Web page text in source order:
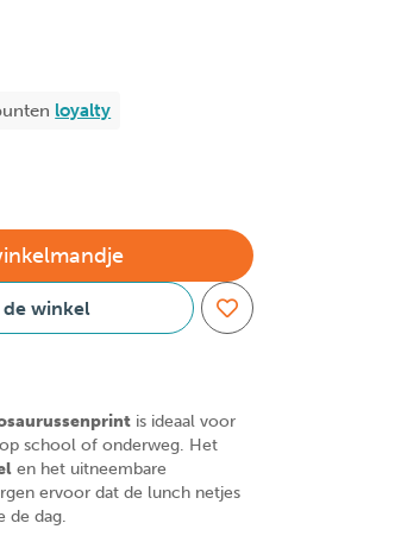
loyalty
winkel
is ideaal voor
school of onderweg. Het
en het uitneembare
ervoor dat de lunch netjes
de dag.